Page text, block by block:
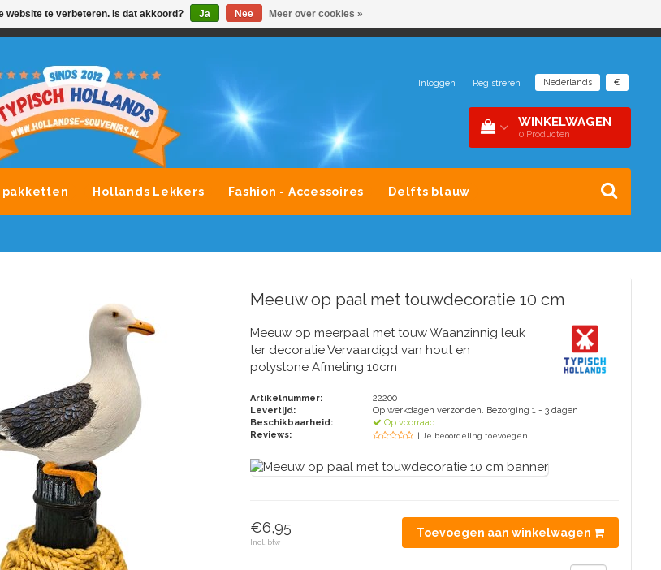
MOGELIJK ALLE MERKEN SOUVENIRS ONDER 1 DAK
Inloggen Registreren Nederlands €
WINKELWAGEN
0 Producten
pakketten Hollands Lekkers Fashion - Accessoires Delfts blauw
Meeuw op paal met touwdecoratie 10 cm
Meeuw op meerpaal met touw Waanzinnig leuk
ter decoratie Vervaardigd van hout en
polystone Afmeting 10cm
Artikelnummer:
22200
Levertijd:
Op werkdagen verzonden. Bezorging 1 - 3 dagen
Beschikbaarheid:
Op voorraad
Reviews:
| Je beoordeling toevoegen
€6,95
Incl. btw
Toevoegen aan winkelwagen
website te verbeteren. Is dat akkoord? Ja Nee Meer over cookies »